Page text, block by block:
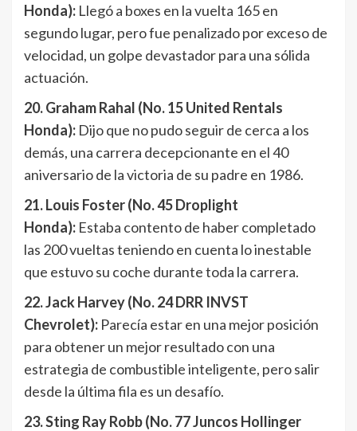
Honda): Llegó a boxes en la vuelta 165 en
segundo lugar, pero fue penalizado por exceso de
velocidad, un golpe devastador para una sólida
actuación.
20. Graham Rahal (No. 15 United Rentals
Honda): Dijo que no pudo seguir de cerca a los
demás, una carrera decepcionante en el 40
aniversario de la victoria de su padre en 1986.
21. Louis Foster (No. 45 Droplight
Honda): Estaba contento de haber completado
las 200 vueltas teniendo en cuenta lo inestable
que estuvo su coche durante toda la carrera.
22. Jack Harvey (No. 24 DRR INVST
Chevrolet): Parecía estar en una mejor posición
para obtener un mejor resultado con una
estrategia de combustible inteligente, pero salir
desde la última fila es un desafío.
23. Sting Ray Robb (No. 77 Juncos Hollinger